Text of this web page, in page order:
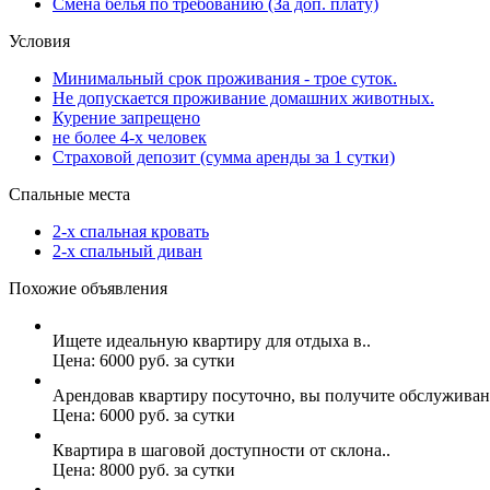
Условия
Минимальный срок проживания - трое суток.
Не допускается проживание домашних животных.
Курение запрещено
не более 4-х человек
Страховой депозит (сумма аренды за 1 сутки)
Спальные места
2-х спальная кровать
2-х спальный диван
Похожие объявления
Ищете идеальную квартиру для отдыха в..
Цена: 6000 руб. за сутки
Арендовав квартиру посуточно, вы получите
Цена: 6000 руб. за сутки
Квартира в шаговой доступности от склона..
Цена: 8000 руб. за сутки